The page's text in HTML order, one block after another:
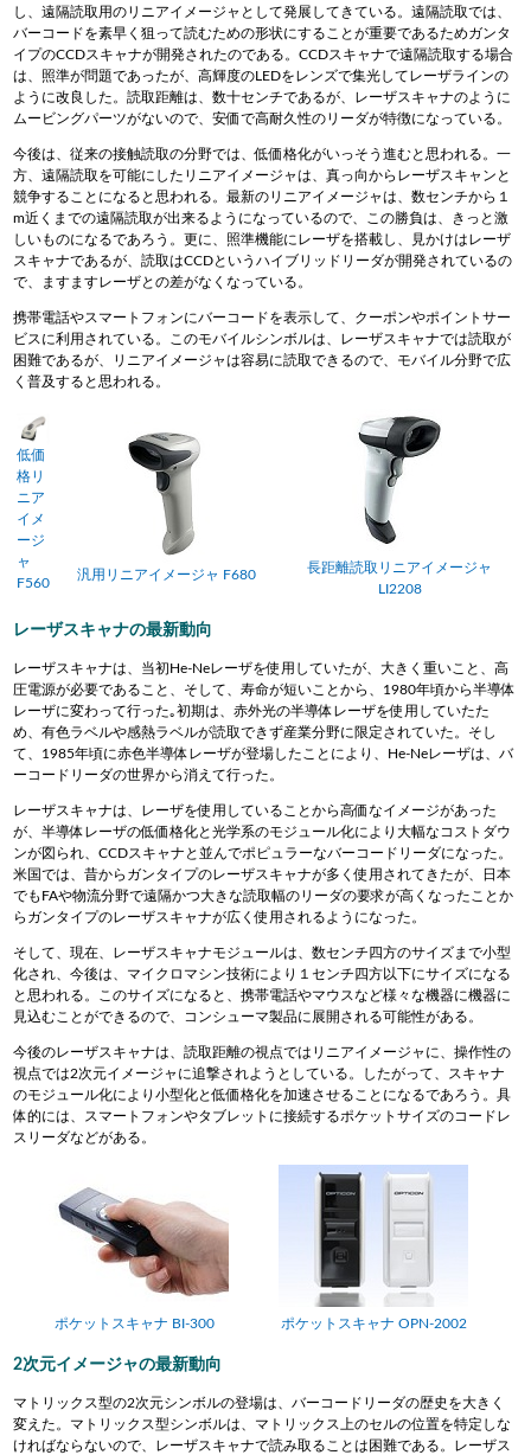
し、遠隔読取用のリニアイメージャとして発展してきている。遠隔読取では、
バーコードを素早く狙って読むための形状にすることが重要であるためガンタ
イプのCCDスキャナが開発されたのである。CCDスキャナで遠隔読取する場合
は、照準が問題であったが、高輝度のLEDをレンズで集光してレーザラインの
ように改良した。読取距離は、数十センチであるが、レーザスキャナのように
ムービングパーツがないので、安価で高耐久性のリーダが特徴になっている。
今後は、従来の接触読取の分野では、低価格化がいっそう進むと思われる。一
方、遠隔読取を可能にしたリニアイメージャは、真っ向からレーザスキャンと
競争することになると思われる。最新のリニアイメージャは、数センチから１
m近くまでの遠隔読取が出来るようになっているので、この勝負は、きっと激
しいものになるであろう。更に、照準機能にレーザを搭載し、見かけはレーザ
スキャナであるが、読取はCCDというハイブリッドリーダが開発されているの
で、ますますレーザとの差がなくなっている。
携帯電話やスマートフォンにバーコードを表示して、クーポンやポイントサー
ビスに利用されている。このモバイルシンボルは、レーザスキャナでは読取が
困難であるが、リニアイメージャは容易に読取できるので、モバイル分野で広
く普及すると思われる。
低価
格リ
ニア
イメ
ージ
ャ
F560
汎用リニアイメージャ F680
長距離読取リニアイメージャ
LI2208
レーザスキャナの最新動向
レーザスキャナは、当初He-Neレーザを使用していたが、大きく重いこと、高
圧電源が必要であること、そして、寿命が短いことから、1980年頃から半導体
レーザに変わって行った｡初期は、赤外光の半導体レーザを使用していたた
め、有色ラベルや感熱ラベルが読取できず産業分野に限定されていた。そし
て、1985年頃に赤色半導体レーザが登場したことにより、He-Neレーザは、バ
ーコードリーダの世界から消えて行った。
レーザスキャナは、レーザを使用していることから高価なイメージがあった
が、半導体レーザの低価格化と光学系のモジュール化により大幅なコストダウ
ンが図られ、CCDスキャナと並んでポピュラーなバーコードリーダになった。
米国では、昔からガンタイプのレーザスキャナが多く使用されてきたが、日本
でもFAや物流分野で遠隔かつ大きな読取幅のリーダの要求が高くなったことか
らガンタイプのレーザスキャナが広く使用されるようになった。
そして、現在、レーザスキャナモジュールは、数センチ四方のサイズまで小型
化され、今後は、マイクロマシン技術により１センチ四方以下にサイズになる
と思われる。このサイズになると、携帯電話やマウスなど様々な機器に機器に
見込むことができるので、コンシューマ製品に展開される可能性がある。
今後のレーザスキャナは、読取距離の視点ではリニアイメージャに、操作性の
視点では2次元イメージャに追撃されようとしている。したがって、スキャナ
のモジュール化により小型化と低価格化を加速させることになるであろう。具
体的には、スマートフォンやタブレットに接続するポケットサイズのコードレ
スリーダなどがある。
ポケットスキャナ BI-300 ポケットスキャナ OPN-2002
2次元イメージャの最新動向
マトリックス型の2次元シンボルの登場は、バーコードリーダの歴史を大きく
変えた。マトリックス型シンボルは、マトリックス上のセルの位置を特定しな
ければならないので、レーザスキャナで読み取ることは困難である。レーザス